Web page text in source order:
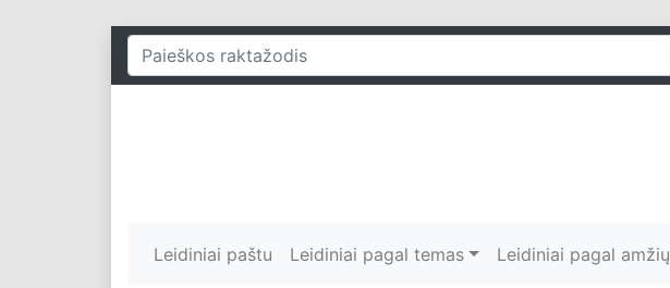
Leidiniai paštu Leidiniai pagal temas Leidiniai pagal amžių